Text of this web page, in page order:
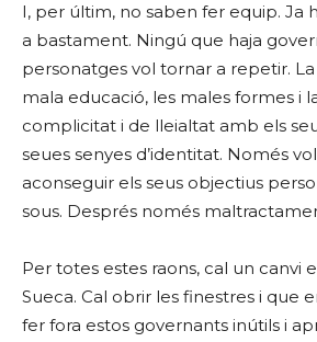
I, per últim, no saben fer equip. Ja
a bastament. Ningú que haja
personatges vol tornar a repetir.
mala educació, les males formes i
complicitat i de lleialtat amb els
seues senyes d’identitat. Només
aconseguir els seus objectius
sous. Després només
Per totes estes raons, cal un canvi
Sueca. Cal obrir les finestres i que
fer fora estos governants inútils i